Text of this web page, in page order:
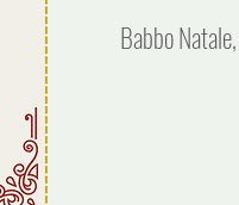
Babbo